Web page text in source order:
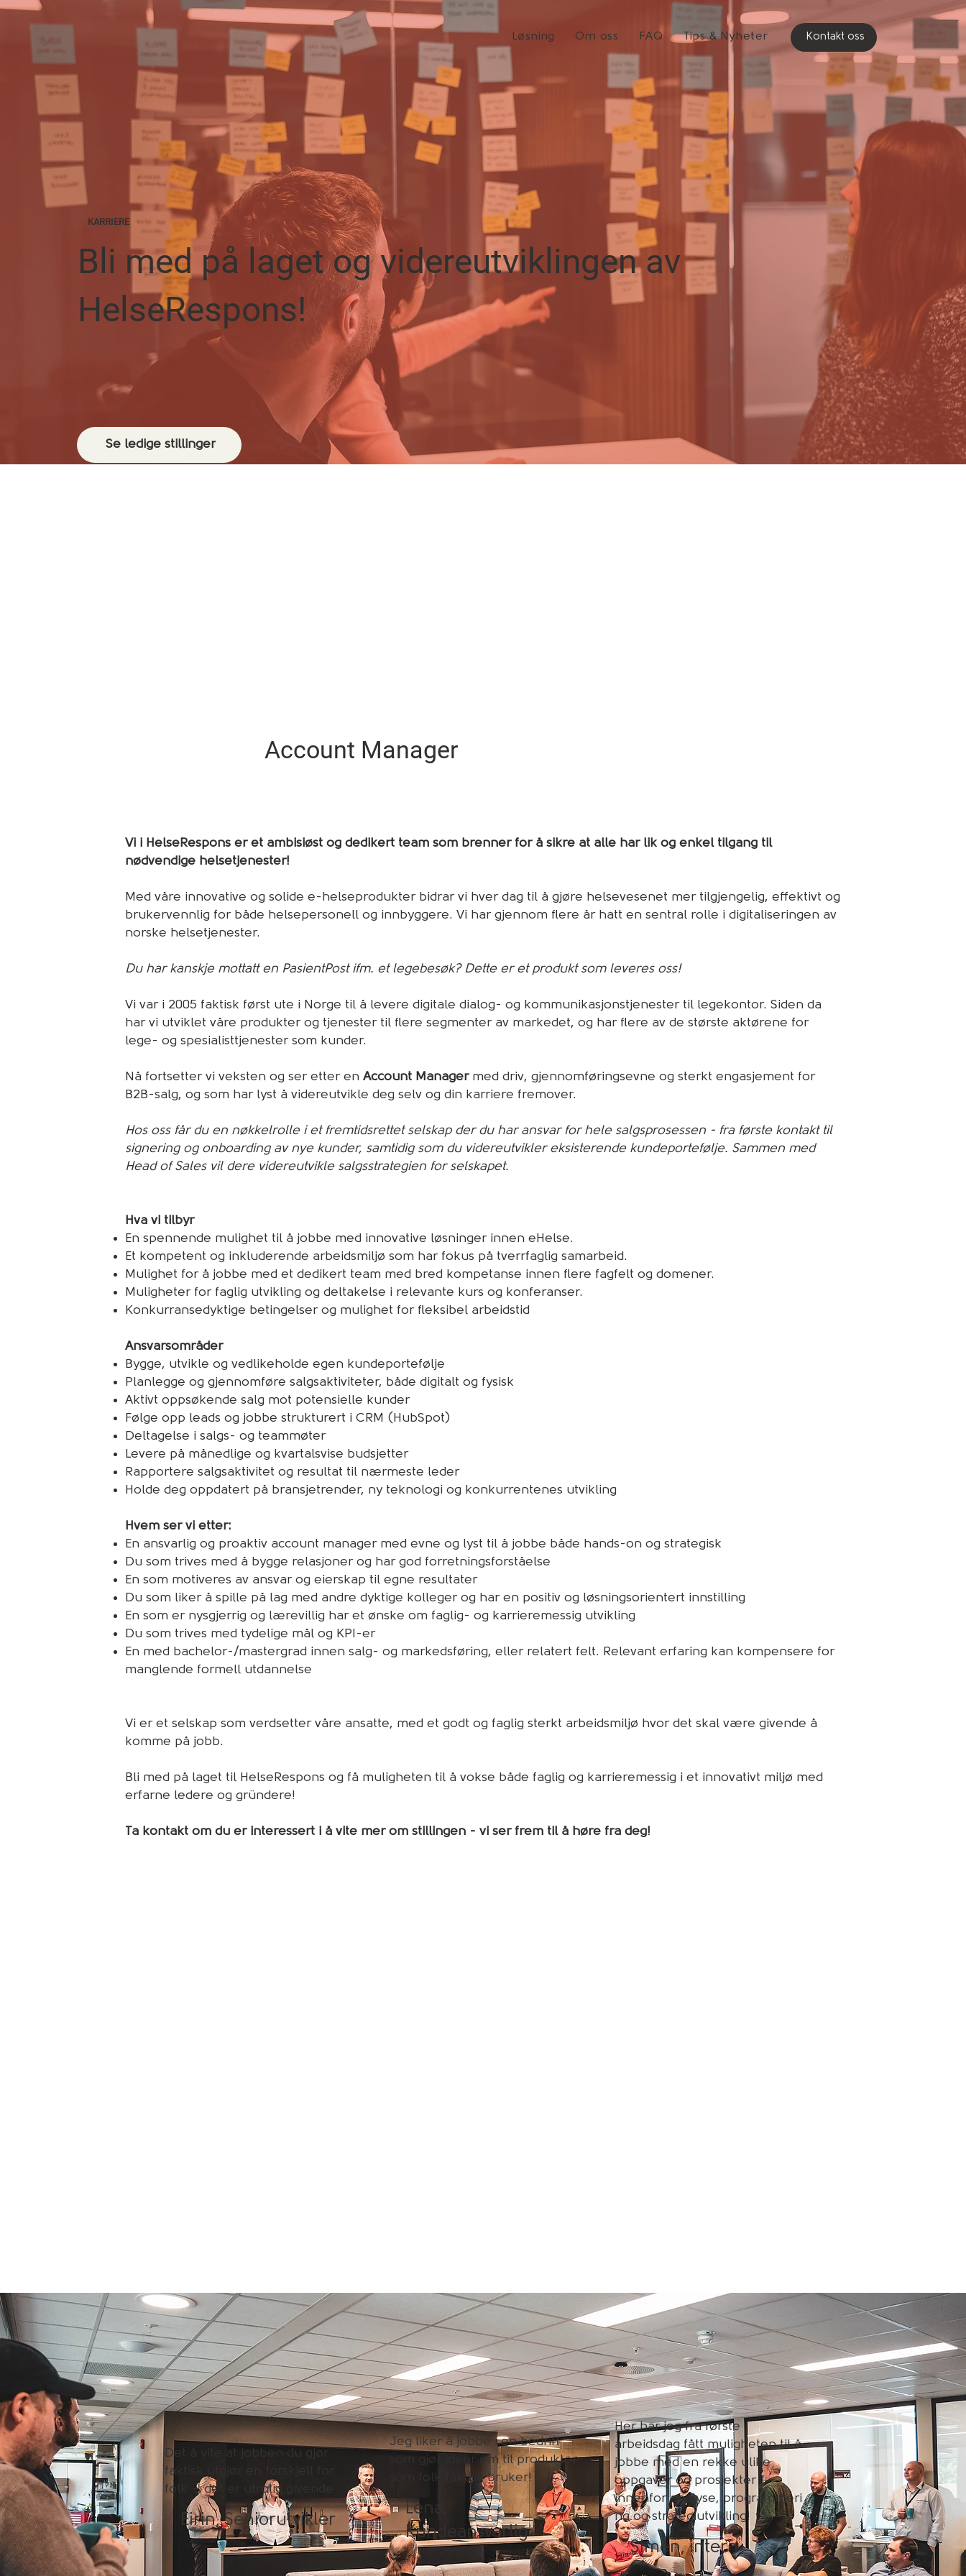
Løsning Om oss FAQ Tips & Nyheter Kontakt oss
Bli med på laget og videreutviklingen av
HelseRespons!
KARRIERE
Se ledige stillinger
Account Manager
Vi i HelseRespons er et ambisiøst og dedikert team som brenner for å sikre at alle har lik og enkel tilgang til
nødvendige helsetjenester!
Med våre innovative og solide e-helseprodukter bidrar vi hver dag til å gjøre helsevesenet mer tilgjengelig, effektivt og
brukervennlig for både helsepersonell og innbyggere. Vi har gjennom flere år hatt en sentral rolle i digitaliseringen av
norske helsetjenester.
Du har kanskje mottatt en PasientPost ifm. et legebesøk? Dette er et produkt som leveres oss!
Vi var i 2005 faktisk først ute i Norge til å levere digitale dialog- og kommunikasjonstjenester til legekontor. Siden da
har vi utviklet våre produkter og tjenester til flere segmenter av markedet, og har flere av de største aktørene for
lege- og spesialisttjenester som kunder.
Nå fortsetter vi veksten og ser etter en Account Manager med driv, gjennomføringsevne og sterkt engasjement for
B2B-salg, og som har lyst å videreutvikle deg selv og din karriere fremover.
Hos oss får du en nøkkelrolle i et fremtidsrettet selskap der du har ansvar for hele salgsprosessen - fra første kontakt til
signering og onboarding av nye kunder, samtidig som du videreutvikler eksisterende kundeportefølje. Sammen med
Head of Sales vil dere videreutvikle salgsstrategien for selskapet.
Hva vi tilbyr
En spennende mulighet til å jobbe med innovative løsninger innen eHelse.
Et kompetent og inkluderende arbeidsmiljø som har fokus på tverrfaglig samarbeid.
Mulighet for å jobbe med et dedikert team med bred kompetanse innen flere fagfelt og domener.
Muligheter for faglig utvikling og deltakelse i relevante kurs og konferanser.
Konkurransedyktige betingelser og mulighet for fleksibel arbeidstid
Ansvarsområder
Bygge, utvikle og vedlikeholde egen kundeportefølje
Planlegge og gjennomføre salgsaktiviteter, både digitalt og fysisk
Aktivt oppsøkende salg mot potensielle kunder
Følge opp leads og jobbe strukturert i CRM (HubSpot)
Deltagelse i salgs- og teammøter
Levere på månedlige og kvartalsvise budsjetter
Rapportere salgsaktivitet og resultat til nærmeste leder
Holde deg oppdatert på bransjetrender, ny teknologi og konkurrentenes utvikling
Hvem ser vi etter:
En ansvarlig og proaktiv account manager med evne og lyst til å jobbe både hands-on og strategisk
Du som trives med å bygge relasjoner og har god forretningsforståelse
En som motiveres av ansvar og eierskap til egne resultater
Du som liker å spille på lag med andre dyktige kolleger og har en positiv og løsningsorientert innstilling
En som er nysgjerrig og lærevillig har et ønske om faglig- og karrieremessig utvikling
Du som trives med tydelige mål og KPI-er
En med bachelor-/mastergrad innen salg- og markedsføring, eller relatert felt. Relevant erfaring kan kompensere for
manglende formell utdannelse
Vi er et selskap som verdsetter våre ansatte, med et godt og faglig sterkt arbeidsmiljø hvor det skal være givende å
komme på jobb.
Bli med på laget til HelseRespons og få muligheten til å vokse både faglig og karrieremessig i et innovativt miljø med
erfarne ledere og gründere!
Ta kontakt om du er interessert i å vite mer om stillingen - vi ser frem til å høre fra deg!
Det å vite at jobben du gjør
faktisk utgjør en forskjell for
folk – det er utrolig givende
Eirin, Seniorutvikler
Jeg liker å jobbe i en bedrift
som gjør ideer om til produkter
som folk faktisk bruker!
Lena,
Kundeansvarlig
Her har jeg fra første
arbeidsdag fått muligheten til å
jobbe med en rekke ulike
oppgaver og prosjekter
innenfor analyse, programmeri
ng og strategiutvikling!
Simen, intern